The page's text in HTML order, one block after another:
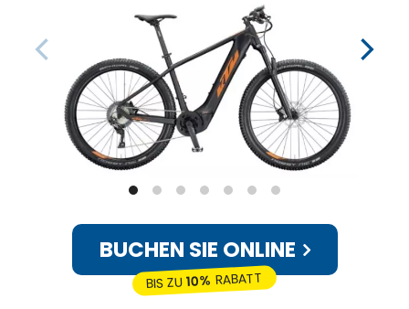
BUCHEN SIE ONLINE
BIS ZU10% RABATT